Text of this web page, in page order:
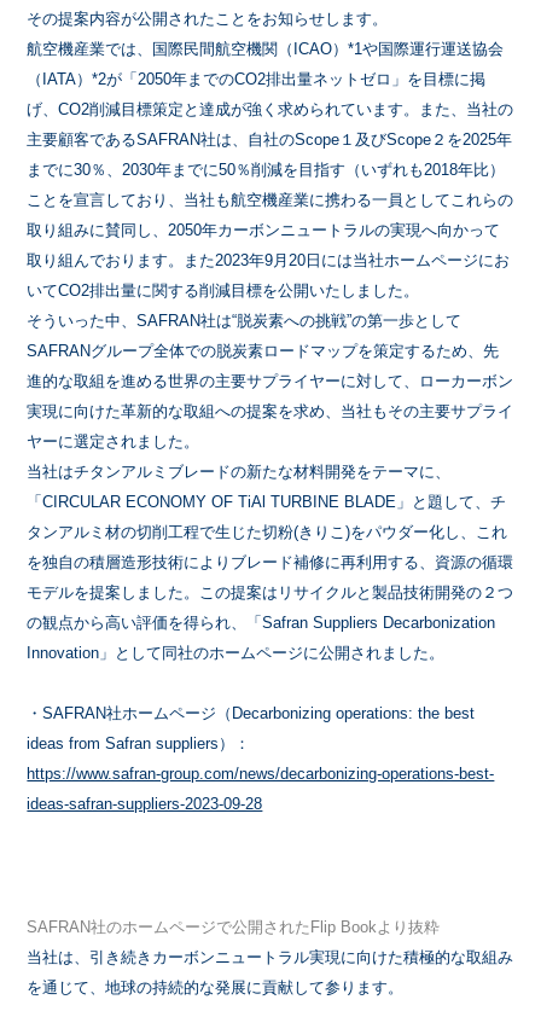
その提案内容が公開されたことをお知らせします。
航空機産業では、国際民間航空機関（ICAO）*1や国際運行運送協会
（IATA）*2が「2050年までのCO2排出量ネットゼロ」を目標に掲
げ、CO2削減目標策定と達成が強く求められています。また、当社の
主要顧客であるSAFRAN社は、自社のScope１及びScope２を2025年
までに30％、2030年までに50％削減を目指す（いずれも2018年比）
ことを宣言しており、当社も航空機産業に携わる一員としてこれらの
取り組みに賛同し、2050年カーボンニュートラルの実現へ向かって
取り組んでおります。また2023年9月20日には当社ホームページにお
いてCO2排出量に関する削減目標を公開いたしました。
そういった中、SAFRAN社は“脱炭素への挑戦”の第一歩として
SAFRANグループ全体での脱炭素ロードマップを策定するため、先
進的な取組を進める世界の主要サプライヤーに対して、ローカーボン
実現に向けた革新的な取組への提案を求め、当社もその主要サプライ
ヤーに選定されました。
当社はチタンアルミブレードの新たな材料開発をテーマに、
「CIRCULAR ECONOMY OF TiAl TURBINE BLADE」と題して、チ
タンアルミ材の切削工程で生じた切粉(きりこ)をパウダー化し、これ
を独自の積層造形技術によりブレード補修に再利用する、資源の循環
モデルを提案しました。この提案はリサイクルと製品技術開発の２つ
の観点から高い評価を得られ、「Safran Suppliers Decarbonization
Innovation」として同社のホームページに公開されました。
・SAFRAN社ホームページ（Decarbonizing operations: the best
ideas from Safran suppliers）：
https://www.safran-group.com/news/decarbonizing-operations-best-
ideas-safran-suppliers-2023-09-28
SAFRAN社のホームページで公開されたFlip Bookより抜粋
当社は、引き続きカーボンニュートラル実現に向けた積極的な取組み
を通じて、地球の持続的な発展に貢献して参ります。